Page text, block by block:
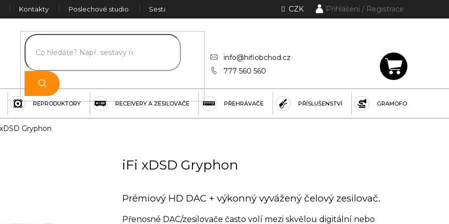
Kontakty Poslechové studio Sestava na míru CZK Přihlášení
info@hifiobchod.cz
777 560 560
NÁKUPNÍ
REPRODUKTORY RECEIVERY A ZESILOVAČE PŘEHRÁVAČE PŘÍSLUŠENSTVÍ GRAMOFONY
Gryphon
iFi xDSD Gryphon
Prémiový HD DAC + výkonný vyvážený čelový zesilovač.
Přenosné DAC/zesilovače často volí mezi skvělou digitální nebo